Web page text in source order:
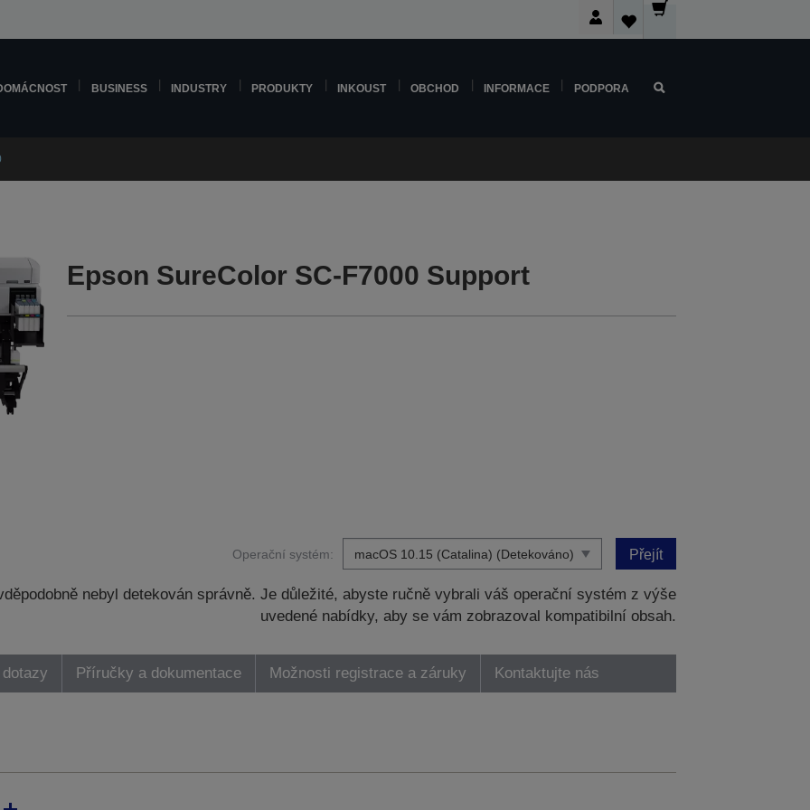
BUSINESS INDUSTRY PRODUKTY INKOUST OBCHOD INFORMACE PODPORA
Epson SureColor SC-F7000 Support
Operační systém: Přejít
nebyl detekován správně. Je důležité, abyste ručně vybrali váš operační systém z výše
uvedené nabídky, aby se vám zobrazoval kompatibilní obsah.
Příručky a dokumentace Možnosti registrace a záruky Kontaktujte nás